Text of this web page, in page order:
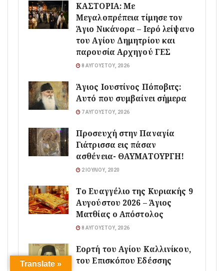
ΚΑΣΤΟΡΙΑ: Με
Μεγαλοπρέπεια τίμησε τον
Άγιο Νικάνορα – Ιερό λείψανο
του Αγίου Δημητρίου και
παρουσία Αρχηγού ΓΕΣ
8 ΑΥΓΟΎΣΤΟΥ, 2026
Άγιος Ιουστίνος Πόποβιτς:
Αυτό που συμβαίνει σήμερα
7 ΑΥΓΟΎΣΤΟΥ, 2026
Προσευχή στην Παναγία
Γιάτρισσα εις πάσαν
ασθένεια- ΘΑΥΜΑΤΟΥΡΓΗ!
2 ΙΟΥΛΊΟΥ, 2020
Το Ευαγγέλιο της Κυριακής 9
Αυγούστου 2026 – Άγιος
Ματθίας ο Απόστολος
8 ΑΥΓΟΎΣΤΟΥ, 2026
Εορτή του Αγίου Καλλινίκου,
του Επισκόπου Εδέσσης
Translate »